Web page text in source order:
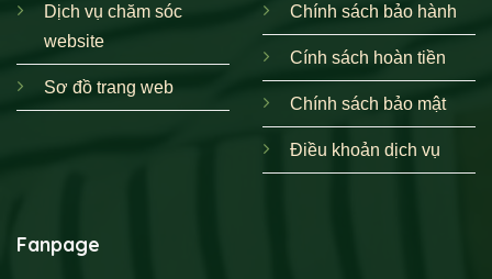
Dịch vụ chăm sóc
website
Sơ đồ trang web
Chính sách bảo hành
Cính sách hoàn tiền
Chính sách bảo mật
Điều khoản dịch vụ
Fanpage